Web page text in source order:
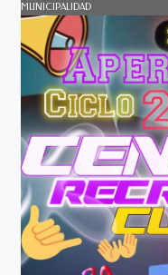
MUNICIPALIDAD